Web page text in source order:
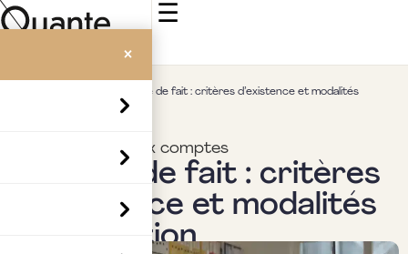
☰
×
Société de fait : critères d’existence et modalités
Commissariat aux comptes
Société de fait : critères
d’existence et modalités
d’imposition